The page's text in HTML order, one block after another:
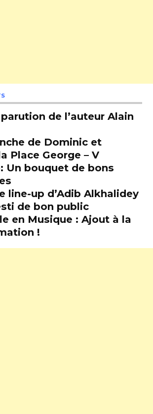
de l’auteur Alain
de Dominic et
Place George – V
Un bouquet de bons
line-up d’Adib Alkhalidey
de bon public
en Musique : Ajout à la
!